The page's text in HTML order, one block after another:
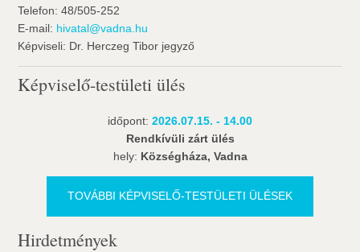
Telefon: 48/505-252
E-mail: hivatal@vadna.hu
Képviseli: Dr. Herczeg Tibor jegyző
Képviselő-testületi ülés
időpont: 2026.07.15. - 14.00
Rendkívüli zárt ülés
hely: Községháza, Vadna
TOVÁBBI KÉPVISELŐ-TESTÜLETI ÜLÉSEK
Hirdetmények